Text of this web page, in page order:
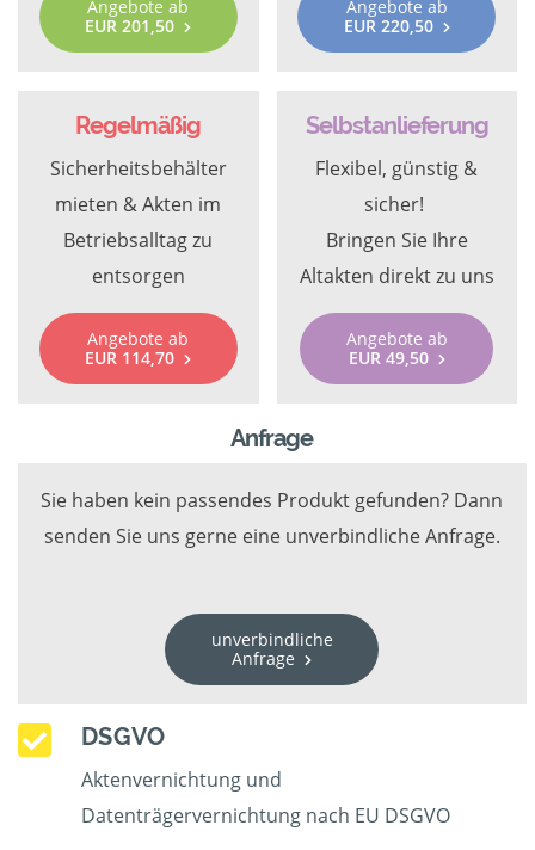
Angebote ab
EUR 201,50
Angebote ab
EUR 220,50
Regelmäßig
Sicherheitsbehälter
mieten & Akten im
Betriebsalltag zu
entsorgen
Angebote ab
EUR 114,70
Selbstanlieferung
Flexibel, günstig &
sicher!
Bringen Sie Ihre
Altakten direkt zu uns
Angebote ab
EUR 49,50
Anfrage
Sie haben kein passendes Produkt gefunden? Dann
senden Sie uns gerne eine unverbindliche Anfrage.
unverbindliche
Anfrage
DSGVO
Aktenvernichtung und
Datenträgervernichtung nach EU DSGVO